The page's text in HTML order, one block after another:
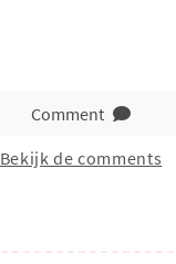
Comment
Bekijk de comments